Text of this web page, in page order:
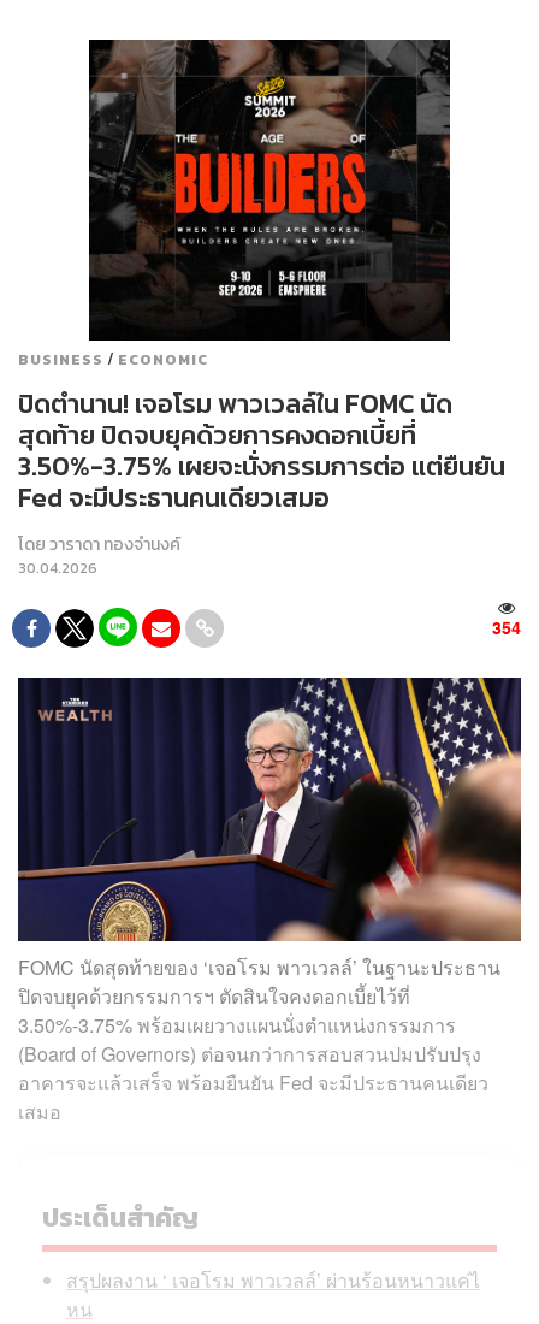
BUSINESS / ECONOMIC
ปิดตำนาน! เจอโรม พาวเวลล์ใน FOMC นัด
สุดท้าย ปิดจบยุคด้วยการคงดอกเบี้ยที่
3.50%-3.75% เผยจะนั่งกรรมการต่อ แต่ยืนยัน
Fed จะมีประธานคนเดียวเสมอ
โดยวาราดา ทองจำนงค์
30.04.2026
354
FOMC นัดสุดท้ายของ ‘เจอโรม พาวเวลล์’ ในฐานะประธาน
ปิดจบยุคด้วยกรรมการฯ ตัดสินใจคงดอกเบี้ยไว้ที่
3.50%-3.75% พร้อมเผยวางแผนนั่งตำแหน่งกรรมการ
(Board of Governors) ต่อจนกว่าการสอบสวนปมปรับปรุง
อาคารจะแล้วเสร็จ พร้อมยืนยัน Fed จะมีประธานคนเดียว
เสมอ
ประเด็นสำคัญ
สรุปผลงาน ‘ เจอโรม พาวเวลล์’ ผ่านร้อนหนาวแค่ไ
หน